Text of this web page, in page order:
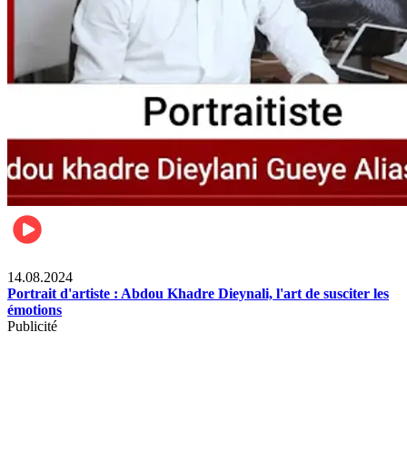
14.08.2024
Portrait d'artiste : Abdou Khadre Dieynali, l'art de susciter les
émotions
Publicité